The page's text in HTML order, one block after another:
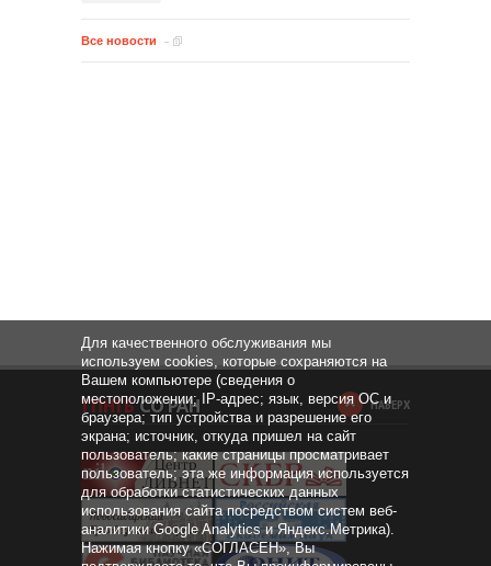
Все новости
НАВЕРХ
Для качественного обслуживания мы
используем cookies, которые сохраняются на
Вашем компьютере (сведения о
местоположении; IP-адрес; язык, версия ОС и
браузера; тип устройства и разрешение его
экрана; источник, откуда пришел на сайт
пользователь; какие страницы просматривает
пользователь; эта же информация используется
для обработки статистических данных
использования сайта посредством систем веб-
аналитики Google Analytics и Яндекс.Метрика).
Нажимая кнопку «СОГЛАСЕН», Вы